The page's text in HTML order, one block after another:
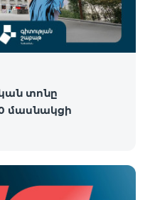
տոնը
մասնակցի